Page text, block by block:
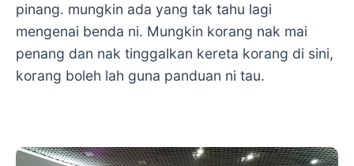
pinang. mungkin ada yang tak tahu lagi
mengenai benda ni. Mungkin korang nak mai
penang dan nak tinggalkan kereta korang di sini,
korang boleh lah guna panduan ni tau.